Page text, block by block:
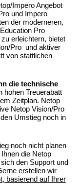
Impero Angebot
und Impero
der moderneren,
Pro
erleichtern, bietet
Pro und aktiver
von stattlichen
die technische
hohen Treuerabatt
Zeitplan. Netop
Netop Vision/Pro
Umstieg noch in
noch nicht planen
die Netop
den Support und
erstellen wir
basierend auf Ihrer